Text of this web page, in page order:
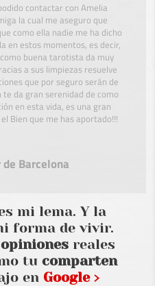
contactar con Amelia
la cual me aseguro que
como ella nadie me ha dicho
en estos momentos, es decir,
buena tarotista da muy
a sus limpiezas resuelve
que por seguro serán de
da gran serenidad de como
en esta vida, es una gran
Bien que me has aportado!!!
Barcelona
mi lema. Y la
forma de vivir.
opiniones reales
tucomparten
en Google ›